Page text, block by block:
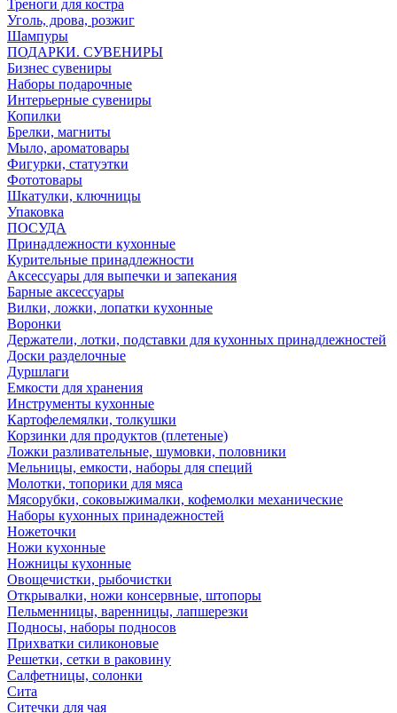
Треноги для костра
Уголь, дрова, розжиг
Шампуры
ПОДАРКИ. СУВЕНИРЫ
Бизнес сувениры
Наборы подарочные
Интерьерные сувениры
Копилки
Брелки, магниты
Мыло, ароматовары
Фигурки, статуэтки
Фототовары
Шкатулки, ключницы
Упаковка
ПОСУДА
Принадлежности кухонные
Курительные принадлежности
Аксессуары для выпечки и запекания
Барные аксессуары
Вилки, ложки, лопатки кухонные
Воронки
Держатели, лотки, подставки для кухонных принадлежностей
Доски разделочные
Дуршлаги
Емкости для хранения
Инструменты кухонные
Картофелемялки, толкушки
Корзинки для продуктов (плетеные)
Ложки разливательные, шумовки, половники
Мельницы, емкости, наборы для специй
Молотки, топорики для мяса
Мясорубки, соковыжималки, кофемолки механические
Наборы кухонных принадежностей
Ножеточки
Ножи кухонные
Ножницы кухонные
Овощечистки, рыбочистки
Открывалки, ножи консервные, штопоры
Пельменницы, варенницы, лапшерезки
Подносы, наборы подносов
Прихватки силиконовые
Решетки, сетки в раковину
Салфетницы, солонки
Сита
Ситечки для чая